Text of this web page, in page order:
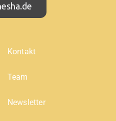
Kontakt
Team
Newsletter